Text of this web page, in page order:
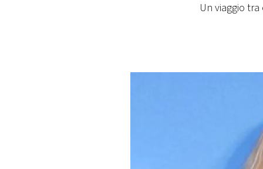
NEWS
Un viaggio